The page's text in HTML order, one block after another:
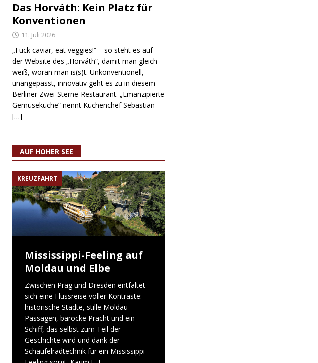
Das Horváth: Kein Platz für
Konventionen
11. Juli 2026
„Fuck caviar, eat veggies!“ – so steht es auf
der Website des „Horváth“, damit man gleich
weiß, woran man is(s)t. Unkonventionell,
unangepasst, innovativ geht es zu in diesem
Berliner Zwei-Sterne-Restaurant. „Emanzipierte
Gemüseküche“ nennt Küchenchef Sebastian
[…]
AUF HOHER SEE
KREUZFAHRT
Mississippi-Feeling auf
Moldau und Elbe
Zwischen Prag und Dresden entfaltet
sich eine Flussreise voller Kontraste:
historische Städte, stille Moldau-
Passagen, barocke Pracht und ein
Schiff, das selbst zum Teil der
Geschichte wird und dank der
Schaufelradtechnik für ein Mississippi-